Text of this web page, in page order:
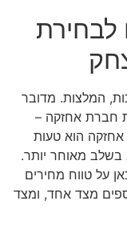
לבחירת
המלצות. מדובר
חברת אחזקה –
אחזקה הוא טעות
מאוחר יותר.
על טווח מחירים
מצד אחד, ומצד